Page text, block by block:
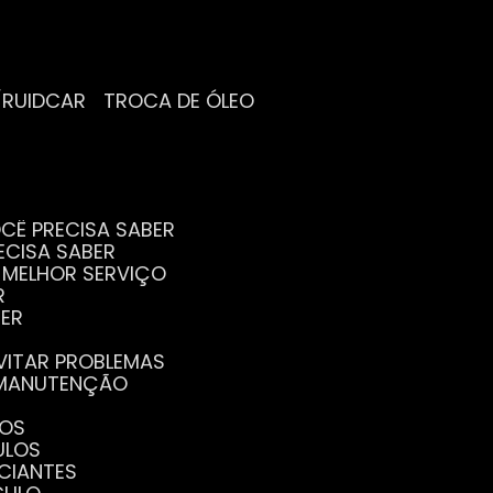
TROCA DE ÓLEO
PRECISA SABER
SABER
SERVIÇO
PROBLEMAS